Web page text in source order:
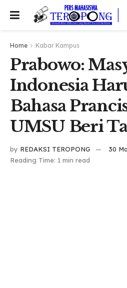
Home Kabar Kampus
Prabowo:
Indonesia
Bahasa
UMSU Beri
by REDAKSI TEROPONG
30
Reading Time: 1 min read